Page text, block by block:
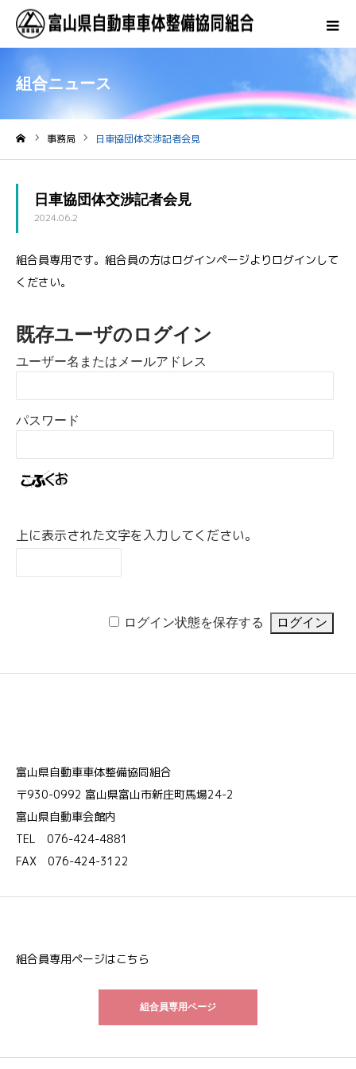
組合ニュース
事務局 日車協団体交渉記者会見
日車協団体交渉記者会見
2024.06.2
組合員専用です。組合員の方はログインページよりログインして
ください。
既存ユーザのログイン
ユーザー名またはメールアドレス
パスワード
上に表示された文字を入力してください。
ログイン状態を保存する
富山県自動車車体整備協同組合
〒930-0992 富山県富山市新庄町馬場24-2
富山県自動車会館内
TEL 076-424-4881
FAX 076-424-3122
組合員専用ページはこちら
組合員専用ページ